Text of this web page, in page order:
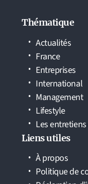
Thématique
Actualités
France
Entreprises
International
Management
Lifestyle
Les
Liens utiles
À propos
Politique de